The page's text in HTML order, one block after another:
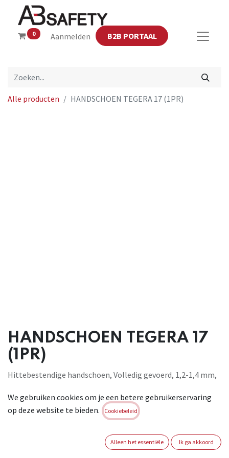
0 Aanmelden B2B PORTAAL
Alle producten HANDSCHOEN TEGERA 17 (1PR)
HANDSCHOEN TEGERA 17
(1PR)
Hittebestendige handschoen, Volledig gevoerd, 1,2-1,4 mm,
topkwaliteit, Jersey, Cat. II, Geel, Versterkte naden,
Weerstaat contacthitte tot 100°C, Elastisch 180°, voor zwaar
We gebruiken cookies om je een betere gebruikerservaring
op deze website te bieden.
Cookiebeleid
Alleen het essentiële Ik ga akkoord